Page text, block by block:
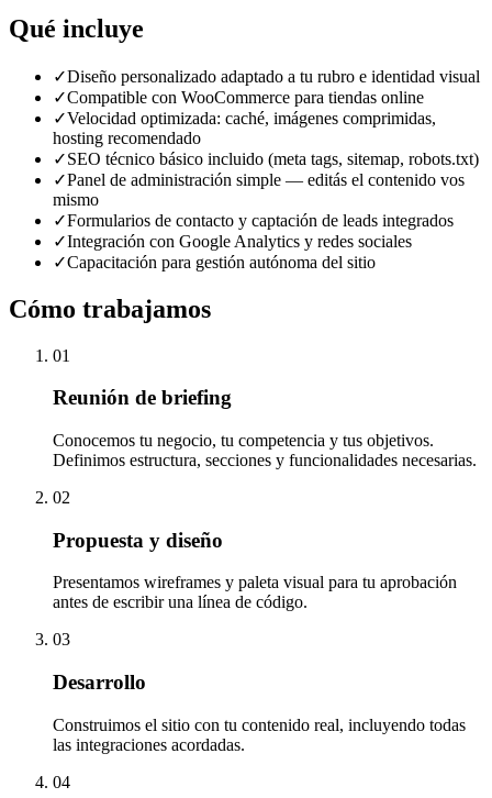
Qué incluye
✓Diseño personalizado adaptado a tu rubro e identidad visual
✓Compatible con WooCommerce para tiendas online
✓Velocidad optimizada: caché, imágenes comprimidas,
hosting recomendado
✓SEO técnico básico incluido (meta tags, sitemap, robots.txt)
✓Panel de administración simple — editás el contenido vos
mismo
✓Formularios de contacto y captación de leads integrados
✓Integración con Google Analytics y redes sociales
✓Capacitación para gestión autónoma del sitio
Cómo trabajamos
01
Reunión de briefing
Conocemos tu negocio, tu competencia y tus objetivos.
Definimos estructura, secciones y funcionalidades necesarias.
02
Propuesta y diseño
Presentamos wireframes y paleta visual para tu aprobación
antes de escribir una línea de código.
03
Desarrollo
Construimos el sitio con tu contenido real, incluyendo todas
las integraciones acordadas.
04